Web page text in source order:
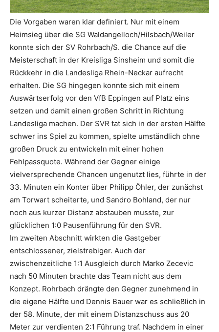
Die Vorgaben waren klar definiert. Nur mit einem
Heimsieg über die SG Waldangelloch/Hilsbach/Weiler
konnte sich der SV Rohrbach/S. die Chance auf die
Meisterschaft in der Kreisliga Sinsheim und somit die
Rückkehr in die Landesliga Rhein-Neckar aufrecht
erhalten. Die SG hingegen konnte sich mit einem
Auswärtserfolg vor den VfB Eppingen auf Platz eins
setzen und damit einen großen Schritt in Richtung
Landesliga machen. Der SVR tat sich in der ersten Hälfte
schwer ins Spiel zu kommen, spielte umständlich ohne
großen Druck zu entwickeln mit einer hohen
Fehlpassquote. Während der Gegner einige
vielversprechende Chancen ungenutzt lies, führte in der
33. Minuten ein Konter über Philipp Öhler, der zunächst
am Torwart scheiterte, und Sandro Bohland, der nur
noch aus kurzer Distanz abstauben musste, zur
glücklichen 1:0 Pausenführung für den SVR.
Im zweiten Abschnitt wirkten die Gastgeber
entschlossener, zielstrebiger. Auch der
zwischenzeitliche 1:1 Ausgleich durch Marko Zecevic
nach 50 Minuten brachte das Team nicht aus dem
Konzept. Rohrbach drängte den Gegner zunehmend in
die eigene Hälfte und Dennis Bauer war es schließlich in
der 58. Minute, der mit einem Distanzschuss aus 20
Meter zur verdienten 2:1 Führung traf. Nachdem in einer